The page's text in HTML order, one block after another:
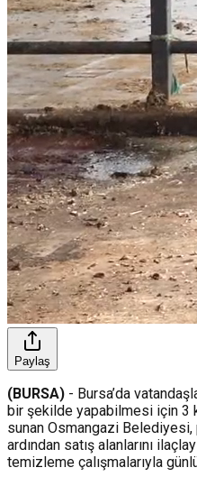
Paylaş
(BURSA) - Bursa’da
bir şekilde yapabilmesi için 3
sunan Osmangazi Belediyesi,
ardından satış alanlarını
temizleme çalışmalarıyla